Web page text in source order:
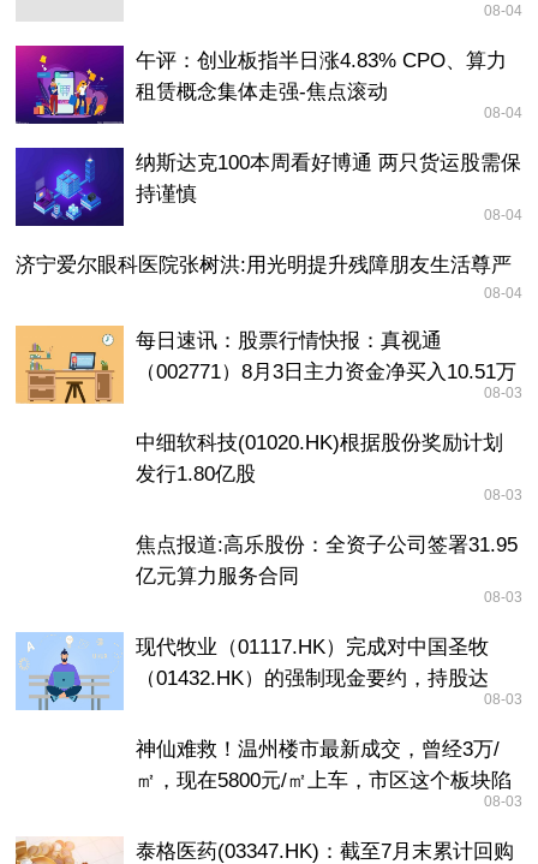
08-04
午评：创业板指半日涨4.83% CPO、算力
租赁概念集体走强-焦点滚动
08-04
纳斯达克100本周看好博通 两只货运股需保
持谨慎
08-04
济宁爱尔眼科医院张树洪:用光明提升残障朋友生活尊严
08-04
每日速讯：股票行情快报：真视通
（002771）8月3日主力资金净买入10.51万
08-03
中细软科技(01020.HK)根据股份奖励计划
发行1.80亿股
08-03
焦点报道:高乐股份：全资子公司签署31.95
亿元算力服务合同
08-03
现代牧业（01117.HK）完成对中国圣牧
（01432.HK）的强制现金要约，持股达
08-03
神仙难救！温州楼市最新成交，曾经3万/
㎡，现在5800元/㎡上车，市区这个板块陷
08-03
泰格医药(03347.HK)：截至7月末累计回购